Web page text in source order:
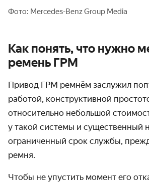
Фото: Mercedes-Benz Group Media
Как понять, что нужно
ремень ГРМ
Привод ГРМ ремнём заслужил
работой, конструктивной
относительно небольшой
у такой системы и существенный
ограниченный срок службы,
ремня.
Чтобы не упустить момент его